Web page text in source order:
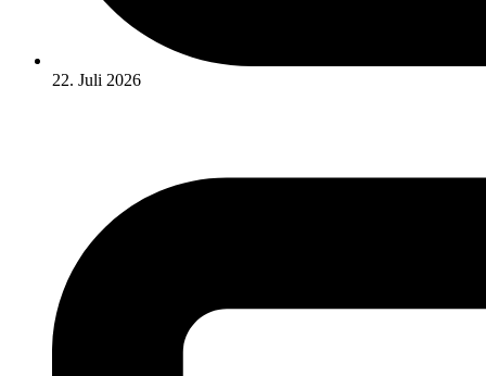
22. Juli 2026